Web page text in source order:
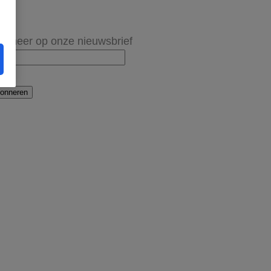
op onze nieuwsbrief